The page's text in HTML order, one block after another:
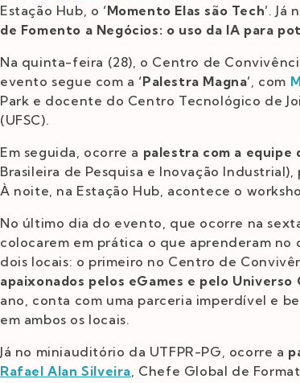
Estação Hub, o ‘Momento Elas são Tech’. Já
de Fomento a Negócios: o uso da IA para
Na quinta-feira (28), o Centro de
evento segue com a ‘Palestra Magna’ , com
Park e docente do Centro Tecnológico de
(UFSC).
Em seguida, ocorre a palestra com a equipe
Brasileira de Pesquisa e Inovação
À noite, na Estação Hub, acontece o
No último dia do evento, que ocorre na
colocarem em prática o que aprenderam no
dois locais: o primeiro no Centro de
apaixonados pelos eGames e pelo Universo
ano, conta com uma parceria imperdível e
em ambos os locais.
Já no miniauditório da UTFPR-PG, ocorre a
Rafael Alan Silveira , Chefe Global de